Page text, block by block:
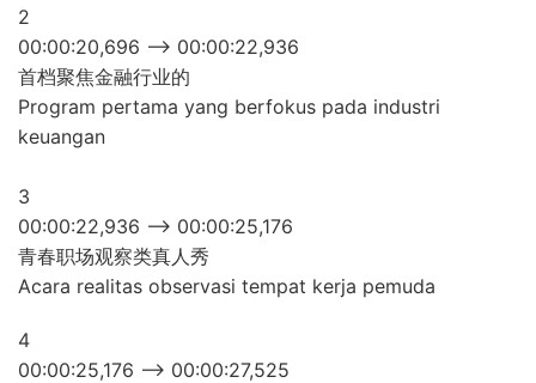
2
00:00:20,696 –> 00:00:22,936
首档聚焦金融行业的
Program pertama yang berfokus pada industri
keuangan
3
00:00:22,936 –> 00:00:25,176
青春职场观察类真人秀
Acara realitas observasi tempat kerja pemuda
4
00:00:25,176 –> 00:00:27,525